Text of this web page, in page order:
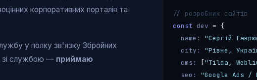
корпоративних порталів та
у полку зв'язку Збройних
зі службою — приймаю
// розробник сайтів
const dev = {
name:
"Сергій
city:
"Рівне,
cms:
["Tilda,
seo:
"Google Ads /